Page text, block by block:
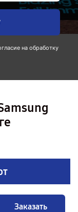
на обработку
Заказать